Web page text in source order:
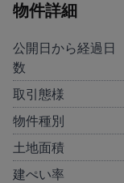
物件詳細
公開日から経過日
数
取引態様
物件種別
土地面積
建ぺい率